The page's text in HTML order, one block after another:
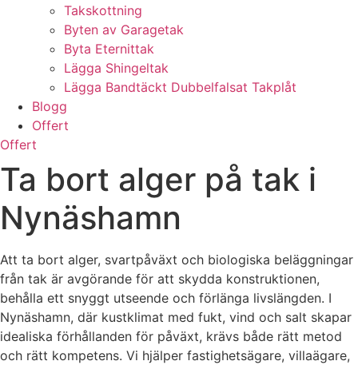
Takskottning
Byten av Garagetak
Byta Eternittak
Lägga Shingeltak
Lägga Bandtäckt Dubbelfalsat Takplåt
Blogg
Offert
Offert
Ta bort alger på tak i
Nynäshamn
Att ta bort alger, svartpåväxt och biologiska beläggningar
från tak är avgörande för att skydda konstruktionen,
behålla ett snyggt utseende och förlänga livslängden. I
Nynäshamn, där kustklimat med fukt, vind och salt skapar
idealiska förhållanden för påväxt, krävs både rätt metod
och rätt kompetens. Vi hjälper fastighetsägare, villaägare,